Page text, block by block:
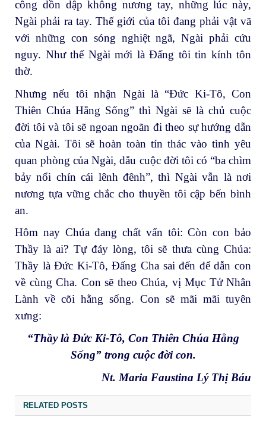
công dồn dập không nương tay, những lúc này,
Ngài phải ra tay. Thế giới của tôi đang phải vật vã
với những con sóng nghiệt ngã, Ngài phải cứu
nguy. Như thế Ngài mới là Đấng tôi tin kính tôn
thờ.
Nhưng nếu tôi nhận Ngài là “Đức Ki-Tô, Con
Thiên Chúa Hằng Sống” thì Ngài sẽ là chủ cuộc
đời tôi và tôi sẽ ngoan ngoãn đi theo sự hướng dẫn
của Ngài. Tôi sẽ hoàn toàn tín thác vào tình yêu
quan phòng của Ngài, dẫu cuộc đời tôi có “ba chìm
bảy nổi chín cái lênh đênh”, thì Ngài vẫn là nơi
nương tựa vững chắc cho thuyền tôi cập bến bình
an.
Hôm nay Chúa đang chất vấn tôi: Còn con bảo
Thầy là ai? Tự đáy lòng, tôi sẽ thưa cùng Chúa:
Thầy là Đức Ki-Tô, Đấng Cha sai đến để dẫn con
về cùng Cha. Con sẽ theo Chúa, vị Mục Tử Nhân
Lành về cõi hằng sống. Con sẽ mãi mãi tuyên
xưng:
“Thầy là Đức Ki-Tô, Con Thiên Chúa Hằng
Sống” trong cuộc đời con.
Nt. Maria Faustina Lý Thị Báu
RELATED POSTS